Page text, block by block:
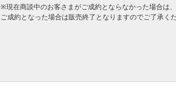
※現在商談中のお客さまがご成約とならなかった場合は
ご成約となった場合は販売終了となりますのでご了承くだ